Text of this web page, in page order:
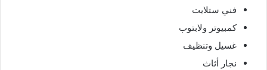
فني ستلايت
كمبيوتر ولابتوب
غسيل وتنظيف
نجار أثاث